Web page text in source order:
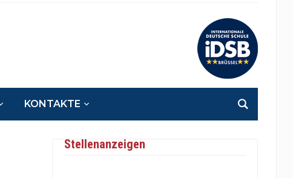
KONTAKTE
Stellenanzeigen